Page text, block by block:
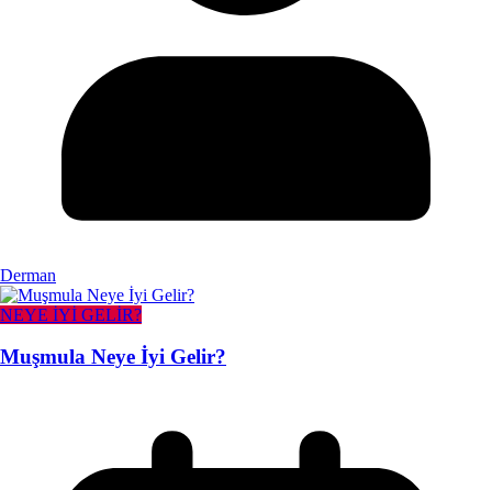
Derman
NEYE İYİ GELİR?
Muşmula Neye İyi Gelir?